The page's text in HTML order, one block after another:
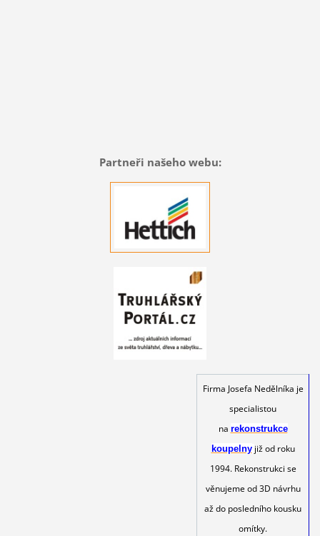
Partneři našeho webu:
Firma Josefa Nedělníka je
specialistou
na rekonstrukce
koupelny již od roku
1994. Rekonstrukci se
věnujeme od 3D návrhu
až do posledního kousku
omítky.